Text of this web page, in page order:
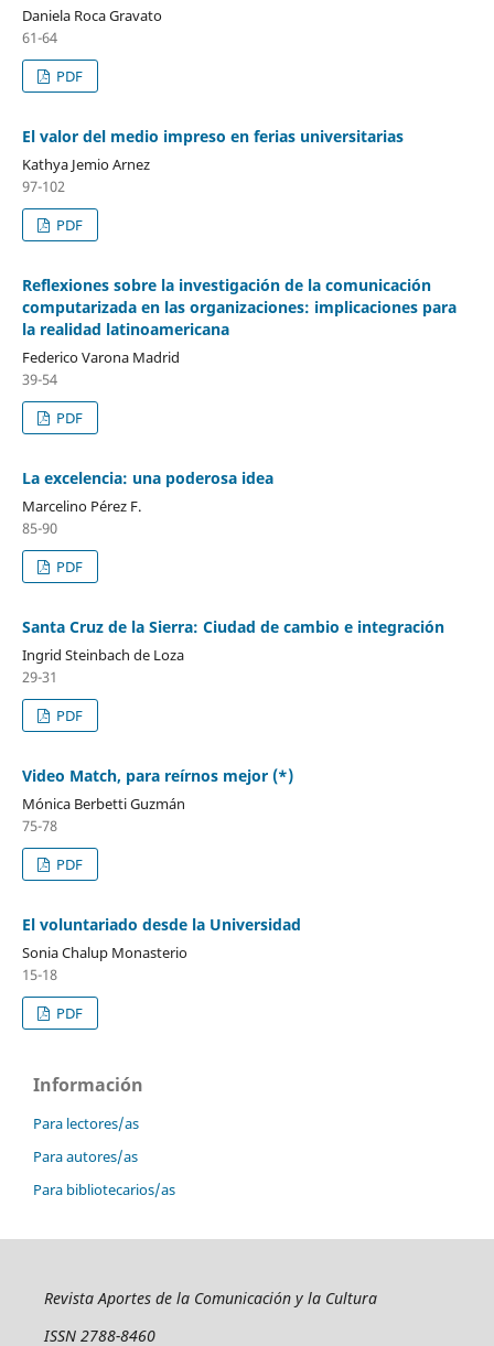
Daniela Roca Gravato
61-64
PDF
El valor del medio impreso en ferias universitarias
Kathya Jemio Arnez
97-102
PDF
Reflexiones sobre la investigación de la comunicación
computarizada en las organizaciones: implicaciones para
la realidad latinoamericana
Federico Varona Madrid
39-54
PDF
La excelencia: una poderosa idea
Marcelino Pérez F.
85-90
PDF
Santa Cruz de la Sierra: Ciudad de cambio e integración
Ingrid Steinbach de Loza
29-31
PDF
Video Match, para reírnos mejor (*)
Mónica Berbetti Guzmán
75-78
PDF
El voluntariado desde la Universidad
Sonia Chalup Monasterio
15-18
PDF
Información
Para lectores/as
Para autores/as
Para bibliotecarios/as
Revista Aportes de la Comunicación y la Cultura
ISSN 2788-8460